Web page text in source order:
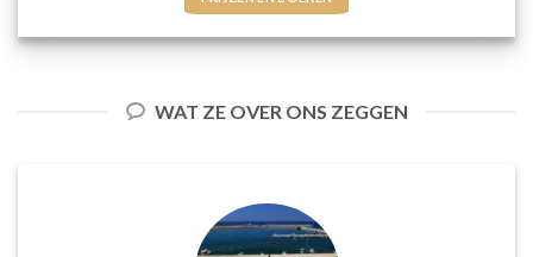
WAT ZE OVER ONS ZEGGEN